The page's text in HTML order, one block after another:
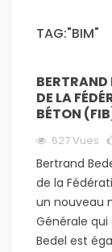
TAG:"BIM"
BERTRAND
DE LA
BÉTON
627Vues
Bertrand
de la
un nouveau
Générale qui
Bedel est